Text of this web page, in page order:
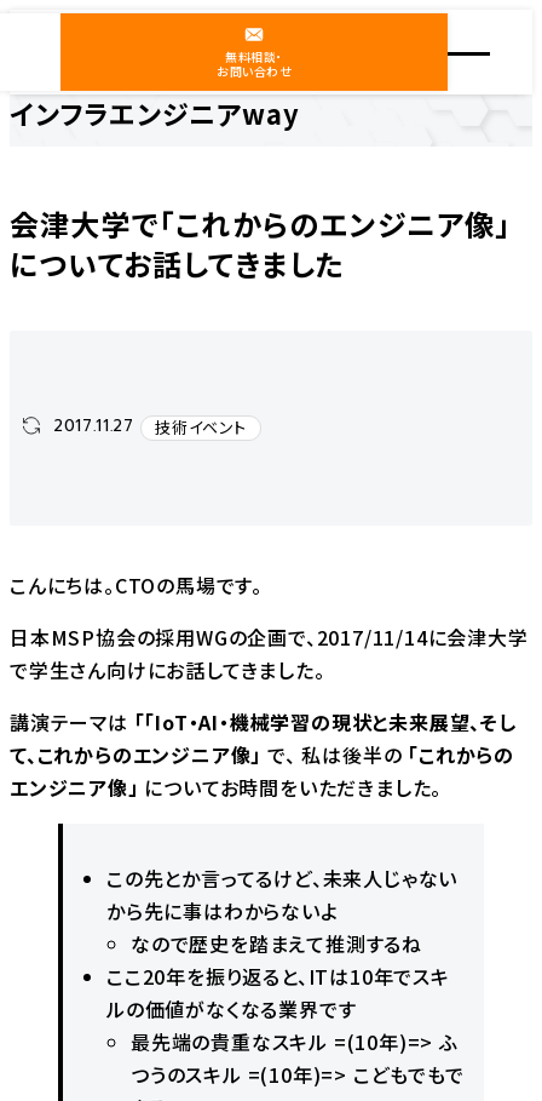
無料相談・
お問い合わせ
インフラエンジニアway
会津大学で「これからのエンジニア像」
についてお話してきました
2017.11.27 技術イベント
こんにちは。CTOの馬場です。
日本MSP協会の採用WGの企画で、2017/11/14に会津大学
で学生さん向けにお話してきました。
講演テーマは 「「IoT・AI・機械学習の現状と未来展望、そし
て、これからのエンジニア像」 で、 私は後半の 「これからの
エンジニア像」 についてお時間をいただきました。
この先とか言ってるけど、未来人じゃない
から先に事はわからないよ
なので歴史を踏まえて推測するね
ここ20年を振り返ると、ITは10年でスキ
ルの価値がなくなる業界です
最先端の貴重なスキル =(10年)=> ふ
つうのスキル =(10年)=> こどもでもで